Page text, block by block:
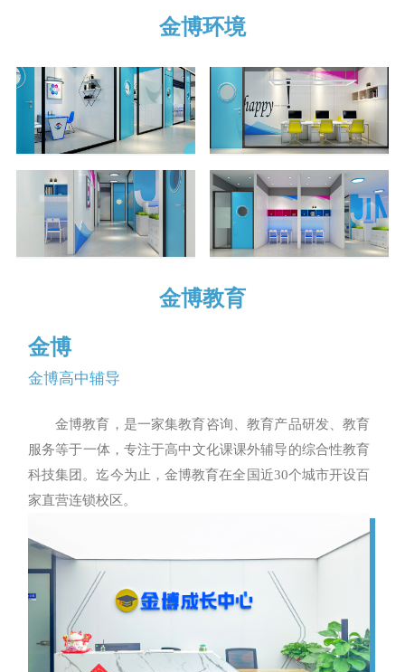
金博环境
金博教育
金博
金博高中辅导
金博教育，是一家集教育咨询、教育产品研发、教育
服务等于一体，专注于高中文化课课外辅导的综合性教育
科技集团。迄今为止，金博教育在全国近30个城市开设百
家直营连锁校区。